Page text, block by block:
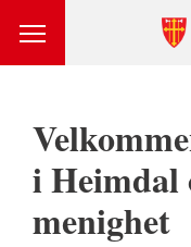
i Heimdal
menighet